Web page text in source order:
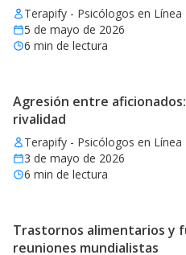
Terapify - Psicólogos en Línea
5 de mayo de 2026
6 min de lectura
Agresión entre
rivalidad
Terapify - Psicólogos en Línea
3 de mayo de 2026
6 min de lectura
Trastornos alimentarios y
reuniones mundialistas